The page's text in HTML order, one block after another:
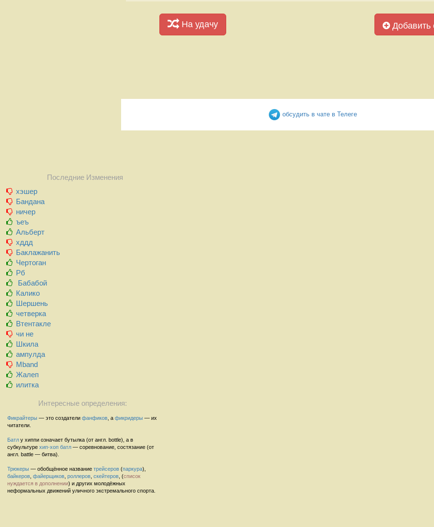
На удачу Добавить
обсудить в чате в Телеге
Последние Изменения
хэшер
Бандана
ничер
ъеъ
Альберт
хддд
Баклажанить
Чертоган
Рб
Бабабой
Калико
Шершень
четверка
Втентакле
чи не
Шкила
ампулда
Mband
Жалеп
илитка
Интересные определения:
Фикрайтеры — это создатели фанфиков , а фикридеры — их
читатели.
Батл у хиппи означает бутылка (от англ. bottle), а в
субкультуре хип-хоп батл — соревнование, состязание (от
англ. battle — битва).
Трюкеры — обобщённое название трейсеров (паркура),
байкеров файерщиков роллеров скейтеров , (список
нуждается в дополнении) и других молодёжных
неформальных движений уличного экстремального спорта.